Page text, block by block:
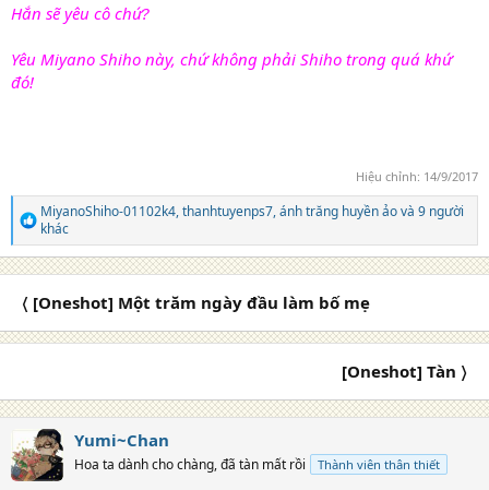
Hắn sẽ yêu cô chứ?
Yêu Miyano Shiho này, chứ không phải Shiho trong quá khứ
đó!
Hiệu chỉnh: 14/9/2017
R
e
a
c
o
n
MiyanoShiho-01102k4,thanhtuyenps7,ánh trăng huyền ảovà 9 người
khác
〈 [Oneshot] Một trăm ngày đầu làm bố mẹ
[Oneshot] Tàn 〉
Yumi~Chan
Hoa ta dành cho chàng, đã tàn mất rồi Thành viên thân thiết